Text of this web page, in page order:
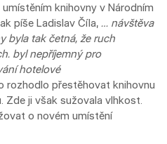
knihovny v Národním
píše Ladislav Číla, … návštěva
byla tak četná, že ruch
byl nepříjemný pro
hotelové
rozhodlo přestěhovat knihovnu
Zde ji však sužovala vlhkost.
o novém umístění